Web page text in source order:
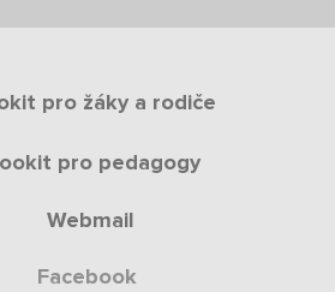
pro žáky a rodiče
pro pedagogy
Webmail
Facebook